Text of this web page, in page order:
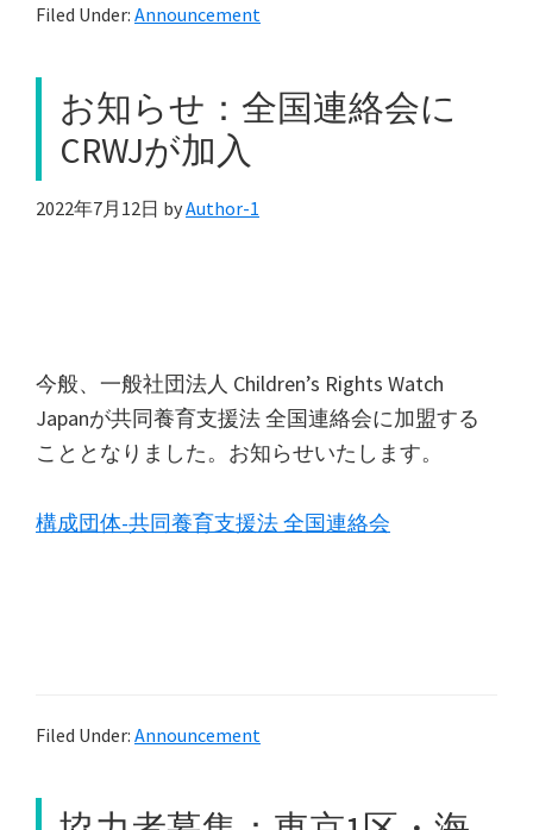
Filed Under: Announcement
お知らせ：全国連絡会に
CRWJが加入
2022年7月12日 byAuthor-1
今般、一般社団法人 Children’s Rights Watch
Japanが共同養育支援法 全国連絡会に加盟する
こととなりました。お知らせいたします。
構成団体-共同養育支援法 全国連絡会
Filed Under: Announcement